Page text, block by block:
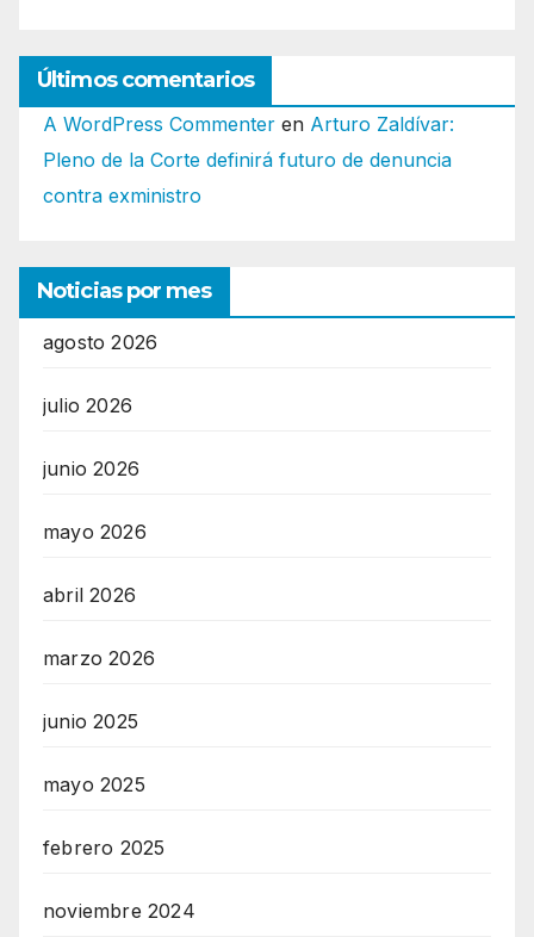
Últimos comentarios
A WordPress Commenter en Arturo Zaldívar:
Pleno de la Corte definirá futuro de denuncia
contra exministro
Noticias por mes
agosto 2026
julio 2026
junio 2026
mayo 2026
abril 2026
marzo 2026
junio 2025
mayo 2025
febrero 2025
noviembre 2024